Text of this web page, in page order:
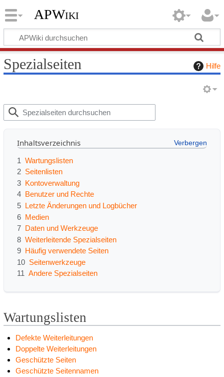
APWiki
Hilfe
Spezialseiten
p
u
Inhaltsverzeichnis
1 Wartungslisten
2 Seitenlisten
3 Kontoverwaltung
4 Benutzer und Rechte
5 Letzte Änderungen und Logbücher
6 Medien
7 Daten und Werkzeuge
8 Weiterleitende Spezialseiten
9 Häufig verwendete Seiten
10 Seitenwerkzeuge
11 Andere Spezialseiten
Wartungslisten
Defekte Weiterleitungen
Doppelte Weiterleitungen
Geschützte Seiten
Geschützte Seitennamen